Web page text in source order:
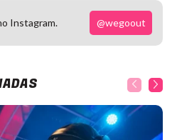
Instagram. @wegoout